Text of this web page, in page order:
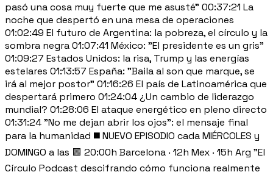
pasó una cosa muy fuerte que me asusté" 00:37:21 La
noche que despertó en una mesa de operaciones
01:02:49 El futuro de Argentina: la pobreza, el círculo y la
sombra negra 01:07:41 México: "El presidente es un gris"
01:09:27 Estados Unidos: la risa, Trump y las energías
estelares 01:13:57 España: "Baila al son que marque, se
irá al mejor postor" 01:16:26 El país de Latinoamérica que
despertará primero 01:24:04 ¿Un cambio de liderazgo
mundial? 01:28:06 El ataque energético en pleno directo
01:31:24 "No me dejan abrir los ojos": el mensaje final
para la humanidad ◼️ NUEVO EPISODIO cada MIÉRCOLES y
DOMINGO a las 🟪 20:00h Barcelona · 12h Mex · 15h Arg "El
Círculo Podcast descifrando cómo funciona realmente